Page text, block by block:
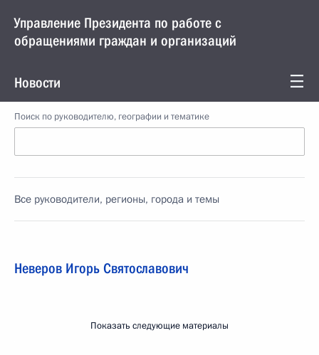
Управление Президента по работе с
обращениями граждан и организаций
Новости
Поиск по руководителю, географии и тематике
Все руководители, регионы, города и темы
Неверов Игорь Святославович
Показать следующие материалы